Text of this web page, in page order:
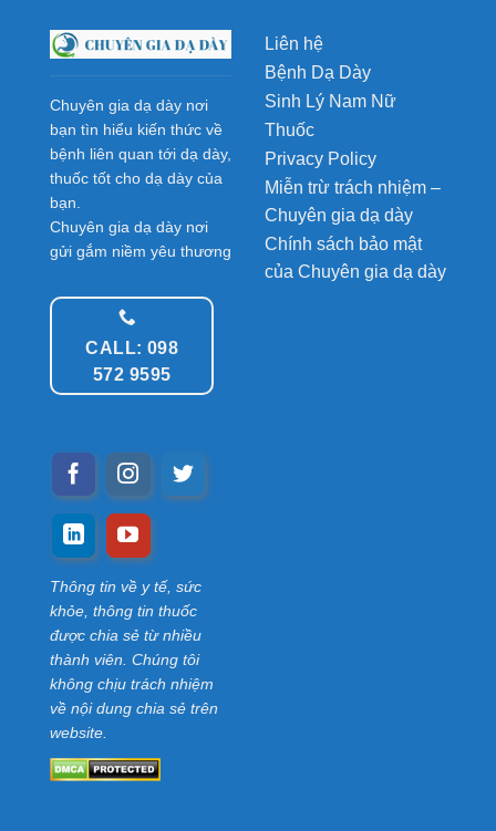
Chuyên gia dạ dày nơi
bạn tìn hiểu kiến thức về
bệnh liên quan tới dạ dày,
thuốc tốt cho dạ dày của
bạn.
Chuyên gia dạ dày nơi
gửi gắm niềm yêu thương
CALL: 098
572 9595
Liên hệ
Bệnh Dạ Dày
Sinh Lý Nam Nữ
Thuốc
Privacy Policy
Miễn trừ trách nhiệm –
Chuyên gia dạ dày
Chính sách bảo mật
của Chuyên gia dạ dày
Thông tin về y tế, sức
khỏe, thông tin thuốc
được chia sẻ từ nhiều
thành viên. Chúng tôi
không chịu trách nhiệm
về nội dung chia sẻ trên
website.